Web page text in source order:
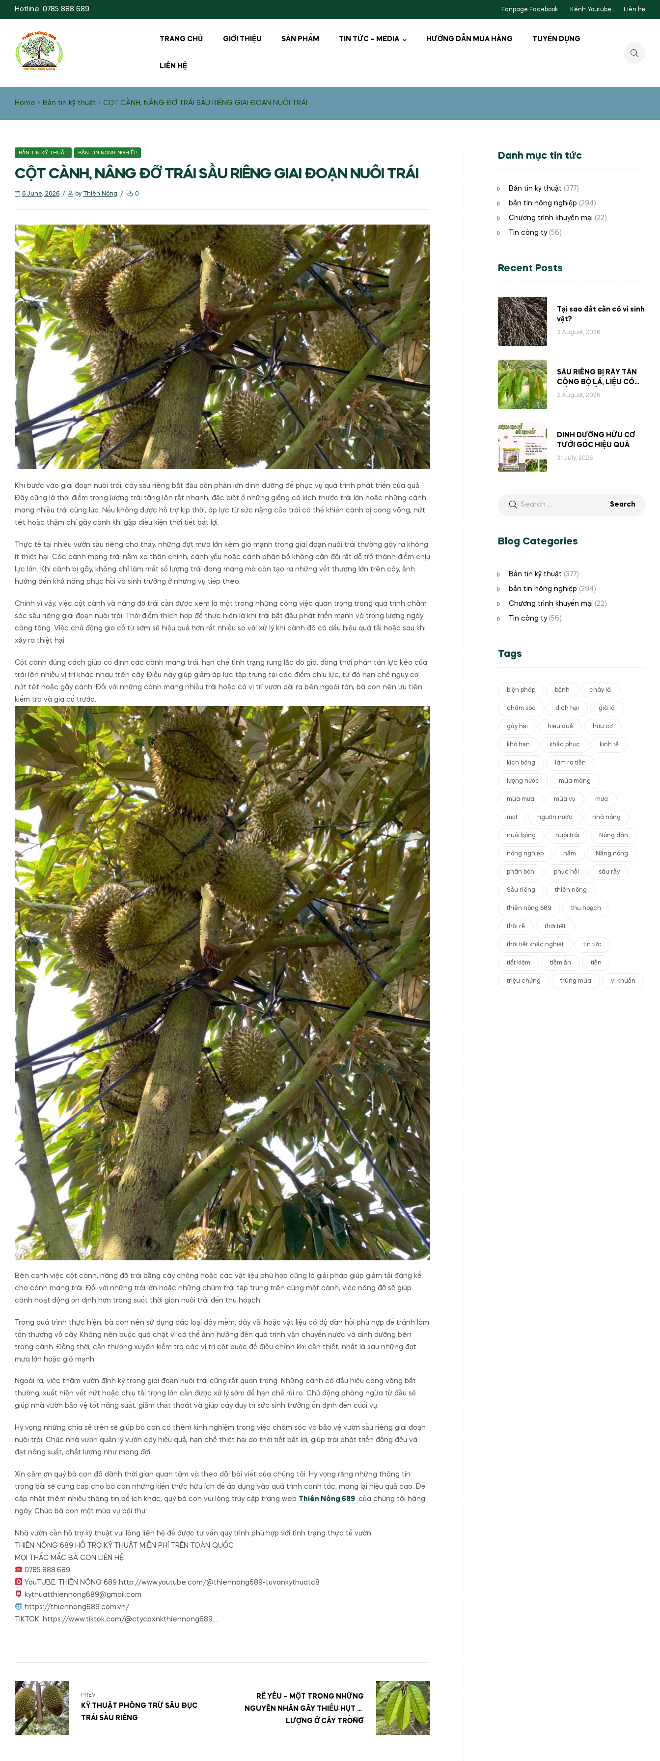
Hotline: 0785 888 689 Fanpage Facebook Kênh Youtube Liên hệ
TRANG CHỦ GIỚI THIỆU SẢN PHẨM TIN TỨC – MEDIA HƯỚNG DẪN MUA HÀNG TUYỂN DỤNG
LIÊN HỆ
Home Bản tin kỹ thuật CỘT CÀNH, NÂNG ĐỠ TRÁI SẦU RIÊNG GIAI ĐOẠN NUÔI TRÁI
BẢN TIN KỸ THUẬT BẢN TIN NÔNG NGHIỆP
CỘT CÀNH, NÂNG ĐỠ TRÁI SẦU RIÊNG GIAI ĐOẠN NUÔI TRÁI
6 June, 2026 by Thiên Nông 0
Khi bước vào giai đoạn nuôi trái, cây sầu riêng bắt đầu dồn phần lớn dinh dưỡng để phục vụ quá trình phát triển của quả.
Đây cũng là thời điểm trọng lượng trái tăng lên rất nhanh, đặc biệt ở những giống có kích thước trái lớn hoặc những cành
mang nhiều trái cùng lúc. Nếu không được hỗ trợ kịp thời, áp lực từ sức nặng của trái có thể khiến cành bị cong võng, nứt
tét hoặc thậm chí gãy cành khi gặp điều kiện thời tiết bất lợi.
Thực tế tại nhiều vườn sầu riêng cho thấy, những đợt mưa lớn kèm gió mạnh trong giai đoạn nuôi trái thường gây ra không
ít thiệt hại. Các cành mang trái nằm xa thân chính, cành yếu hoặc cành phân bố không cân đối rất dễ trở thành điểm chịu
lực lớn. Khi cành bị gãy, không chỉ làm mất số lượng trái đang mang mà còn tạo ra những vết thương lớn trên cây, ảnh
hưởng đến khả năng phục hồi và sinh trưởng ở những vụ tiếp theo.
Chính vì vậy, việc cột cành và nâng đỡ trái cần được xem là một trong những công việc quan trọng trong quá trình chăm
sóc sầu riêng giai đoạn nuôi trái. Thời điểm thích hợp để thực hiện là khi trái bắt đầu phát triển mạnh và trọng lượng ngày
càng tăng. Việc chủ động gia cố từ sớm sẽ hiệu quả hơn rất nhiều so với xử lý khi cành đã có dấu hiệu quá tải hoặc sau khi
xảy ra thiệt hại.
Cột cành đúng cách giúp cố định các cành mang trái, hạn chế tình trạng rung lắc do gió, đồng thời phân tán lực kéo của
trái lên nhiều vị trí khác nhau trên cây. Điều này giúp giảm áp lực tập trung tại các điểm chịu lực, từ đó hạn chế nguy cơ
nứt tét hoặc gãy cành. Đối với những cành mang nhiều trái hoặc có vị trí vươn dài ra bên ngoài tán, bà con nên ưu tiên
kiểm tra và gia cố trước.
Bên cạnh việc cột cành, nâng đỡ trái bằng cây chống hoặc các vật liệu phù hợp cũng là giải pháp giúp giảm tải đáng kể
cho cành mang trái. Đối với những trái lớn hoặc những chùm trái tập trung trên cùng một cành, việc nâng đỡ sẽ giúp
cành hoạt động ổn định hơn trong suốt thời gian nuôi trái đến thu hoạch.
Trong quá trình thực hiện, bà con nên sử dụng các loại dây mềm, dây vải hoặc vật liệu có độ đàn hồi phù hợp để tránh làm
tổn thương vỏ cây. Không nên buộc quá chặt vì có thể ảnh hưởng đến quá trình vận chuyển nước và dinh dưỡng bên
trong cành. Đồng thời, cần thường xuyên kiểm tra các vị trí cột buộc để điều chỉnh khi cần thiết, nhất là sau những đợt
mưa lớn hoặc gió mạnh.
Ngoài ra, việc thăm vườn định kỳ trong giai đoạn nuôi trái cũng rất quan trọng. Những cành có dấu hiệu cong võng bất
thường, xuất hiện vết nứt hoặc chịu tải trọng lớn cần được xử lý sớm để hạn chế rủi ro. Chủ động phòng ngừa từ đầu sẽ
giúp nhà vườn bảo vệ tốt năng suất, giảm thất thoát và giúp cây duy trì sức sinh trưởng ổn định đến cuối vụ.
Hy vọng những chia sẻ trên sẽ giúp bà con có thêm kinh nghiệm trong việc chăm sóc và bảo vệ vườn sầu riêng giai đoạn
nuôi trái. Chúc nhà vườn quản lý vườn cây hiệu quả, hạn chế thiệt hại do thời tiết bất lợi, giúp trái phát triển đồng đều và
đạt năng suất, chất lượng như mong đợi.
Xin cảm ơn quý bà con đã dành thời gian quan tâm và theo dõi bài viết của chúng tôi. Hy vọng rằng những thông tin
trong bài sẽ cung cấp cho bà con những kiến thức hữu ích để áp dụng vào quá trình canh tác, mang lại hiệu quả cao. Để
cập nhật thêm nhiều thông tin bổ ích khác, quý bà con vui lòng truy cập trang web Thiên Nông 689 của chúng tôi hàng
ngày. Chúc bà con một mùa vụ bội thu!
Nhà vườn cần hỗ trợ kỹ thuật vui lòng liên hệ để được tư vấn quy trình phù hợp với tình trạng thực tế vườn.
THIÊN NÔNG 689 HỖ TRỢ KỸ THUẬT MIỄN PHÍ TRÊN TOÀN QUỐC
MỌI THẮC MẮC BÀ CON LIÊN HỆ
0785.888.689
YouTUBE: THIÊN NÔNG 689 http://www.youtube.com/@thiennong689-tuvankythuatc8
kythuatthiennong689@gmail.com
https://thiennong689.com.vn/
TIKTOK: https://www.tiktok.com/@ctycpxnkthiennong689…
PREV
KỸ THUẬT PHÒNG TRỪ SÂU ĐỤC
TRÁI SẦU RIÊNG
NEXT
RỄ YẾU – MỘT TRONG NHỮNG
NGUYÊN NHÂN GÂY THIẾU HỤT VI
LƯỢNG Ở CÂY TRỒNG
Danh mục tin tức
Bản tin kỹ thuật (377)
bản tin nông nghiệp (294)
Chương trình khuyến mại (22)
Tin công ty(56)
Recent Posts
Tại sao đất cần có vi sinh
vật?
3 August, 2026
SẦU RIÊNG BỊ RẦY TẤN
CÔNG BỘ LÁ, LIỆU CÓ
MẤT ĐI PHẦN NHỰA BÊN
2 August, 2026
DINH DƯỠNG HỮU CƠ
TƯỚI GỐC HIỆU QUẢ
31 July, 2026
Blog Categories
Bản tin kỹ thuật (377)
bản tin nông nghiệp (294)
Chương trình khuyến mại (22)
Tin công ty(56)
Tags
biện pháp bệnh cháy lá
chăm sóc dịch hại già lá
gây hại hiệu quả hữu cơ
khô hạn khắc phục kinh tế
kích bông làm ra tiền
lượng nước mùa màng
mùa mưa mùa vụ mưa
mọt nguồn nước nhà nông
nuôi bông nuôi trái Nông dân
nông nghiệp nấm Nắng nóng
phân bón phục hồi sâu rầy
Sầu riêng thiên nông
thiên nông 689 thu hoạch
thối rễ thời tiết
thời tiết khắc nghiệt tin tức
tiết kiệm tiềm ẩn tiền
triệu chứng trúng mùa vi khuẩn